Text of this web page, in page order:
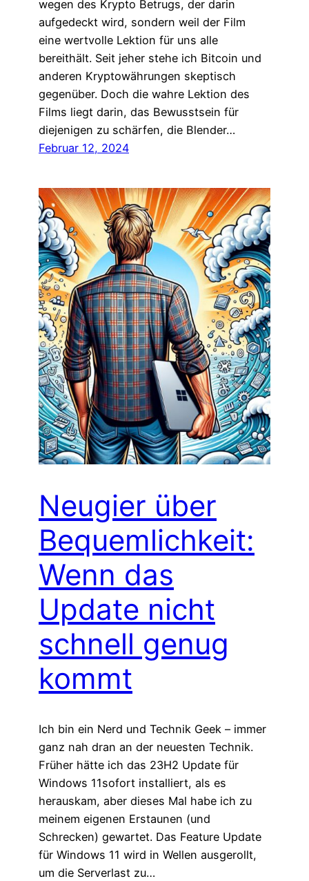
wegen des Krypto Betrugs, der darin
aufgedeckt wird, sondern weil der Film
eine wertvolle Lektion für uns alle
bereithält. Seit jeher stehe ich Bitcoin und
anderen Kryptowährungen skeptisch
gegenüber. Doch die wahre Lektion des
Films liegt darin, das Bewusstsein für
diejenigen zu schärfen, die Blender…
Februar 12, 2024
Neugier über
Bequemlichkeit:
Wenn das
Update nicht
schnell genug
kommt
Ich bin ein Nerd und Technik Geek – immer
ganz nah dran an der neuesten Technik.
Früher hätte ich das 23H2 Update für
Windows 11sofort installiert, als es
herauskam, aber dieses Mal habe ich zu
meinem eigenen Erstaunen (und
Schrecken) gewartet. Das Feature Update
für Windows 11 wird in Wellen ausgerollt,
um die Serverlast zu…